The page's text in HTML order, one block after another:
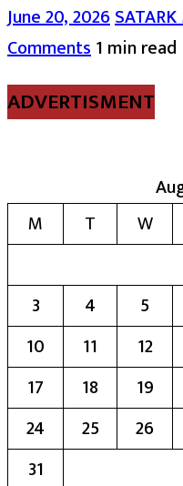
June 20, 2026
Comments1 min read
ADVERTISMENT
M
T W
3
4 5
10
11 12
17
18 19
24
25 26
31